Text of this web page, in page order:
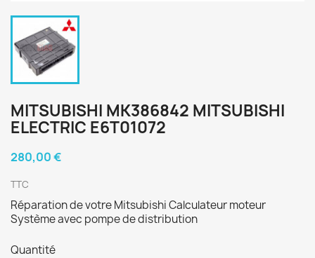
MITSUBISHI MK386842 MITSUBISHI
ELECTRIC E6T01072
280,00 €
TTC
Réparation de votre Mitsubishi Calculateur moteur
Système avec pompe de distribution
Quantité